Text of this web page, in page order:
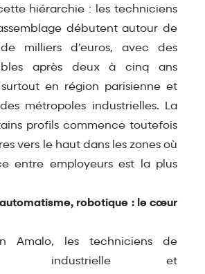
hiérarchie : les techniciens
débutent autour de
milliers d’euros, avec des
après deux à cinq ans
surtout en région parisienne et
métropoles industrielles. La
profils commence toutefois
vers le haut dans les zones où
entre employeurs est la plus
robotique : le cœur
Amalo, les techniciens de
industrielle et